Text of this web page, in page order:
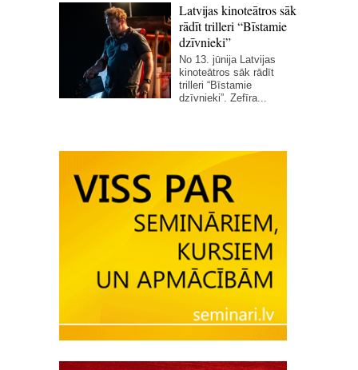
Latvijas kinoteātros sāk
rādīt trilleri “Bīstamie
dzīvnieki”
No 13. jūnija Latvijas
kinoteātros sāk rādīt
trilleri “Bīstamie
dzīvnieki”. Zefīra...